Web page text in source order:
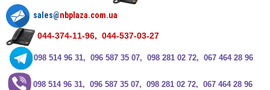
sales@nbplaza.com.ua
044-374-11-96, 044-537-03-27
098 514 96 31, 096 587 35 07, 098 281 02 72, 067 464 28 96
098 514 96 31, 096 587 35 07, 098 281 02 72, 067 464 28 96